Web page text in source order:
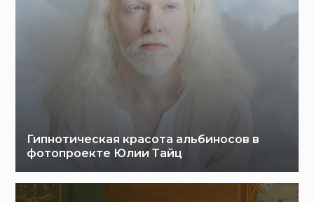
Гипнотическая красота альбиносов в
фотопроекте Юлии Тайц